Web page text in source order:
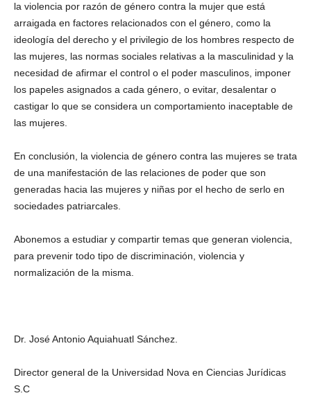
la violencia por razón de género contra la mujer que está
arraigada en factores relacionados con el género, como la
ideología del derecho y el privilegio de los hombres respecto de
las mujeres, las normas sociales relativas a la masculinidad y la
necesidad de afirmar el control o el poder masculinos, imponer
los papeles asignados a cada género, o evitar, desalentar o
castigar lo que se considera un comportamiento inaceptable de
las mujeres.
En conclusión, la violencia de género contra las mujeres se trata
de una manifestación de las relaciones de poder que son
generadas hacia las mujeres y niñas por el hecho de serlo en
sociedades patriarcales.
Abonemos a estudiar y compartir temas que generan violencia,
para prevenir todo tipo de discriminación, violencia y
normalización de la misma.
Dr. José Antonio Aquiahuatl Sánchez.
Director general de la Universidad Nova en Ciencias Jurídicas
S.C